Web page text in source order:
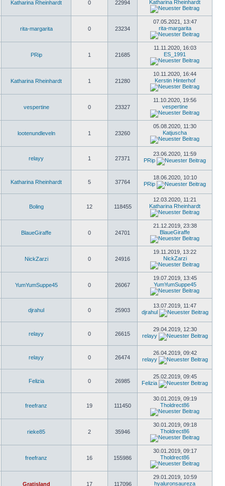
Katharina Rheinhardt 0 22994
Katharina Rheinhardt
rita-margarita 0 23234
07.05.2021, 13:47
rita-margarita
PRip 1 21685
11.11.2020, 16:03
ES_1991
Katharina Rheinhardt 1 21280
10.11.2020, 16:44
Kerstin Hinterhof
vespertine 0 23327
11.10.2020, 19:56
vespertine
lootenundleveln 1 23260
05.08.2020, 11:30
Katjuscha
relayy 1 27371
23.06.2020, 11:59
PRip
Katharina Rheinhardt 5 37764
18.06.2020, 10:10
PRip
Boling 12 118455
12.03.2020, 11:21
Katharina Rheinhardt
BlaueGiraffe 0 24701
21.12.2019, 23:38
BlaueGiraffe
NickZarzi 0 24916
19.11.2019, 13:22
NickZarzi
YumYumSuppe45 0 26067
19.07.2019, 13:45
YumYumSuppe45
djrahul 0 25903
13.07.2019, 11:47
djrahul
relayy 0 26615
29.04.2019, 12:30
relayy
relayy 0 26474
26.04.2019, 09:42
relayy
Felizia 0 26985
25.02.2019, 09:45
Felizia
freefranz 19 111450
30.01.2019, 09:19
Tholdrect86
rieke85 2 35946
30.01.2019, 09:18
Tholdrect86
freefranz 16 155986
30.01.2019, 09:17
Tholdrect86
Gratisland 17 117096
29.01.2019, 10:59
hyaluronsaureza